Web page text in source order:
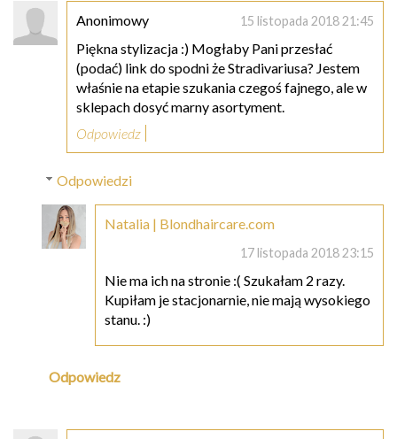
Anonimowy 15 listopada 2018 21:45
Piękna stylizacja :) Mogłaby Pani przesłać
(podać) link do spodni że Stradivariusa? Jestem
właśnie na etapie szukania czegoś fajnego, ale w
sklepach dosyć marny asortyment.
Odpowiedz
Odpowiedzi
Natalia | Blondhaircare.com
17 listopada 2018 23:15
Nie ma ich na stronie :( Szukałam 2 razy.
Kupiłam je stacjonarnie, nie mają wysokiego
stanu. :)
Odpowiedz